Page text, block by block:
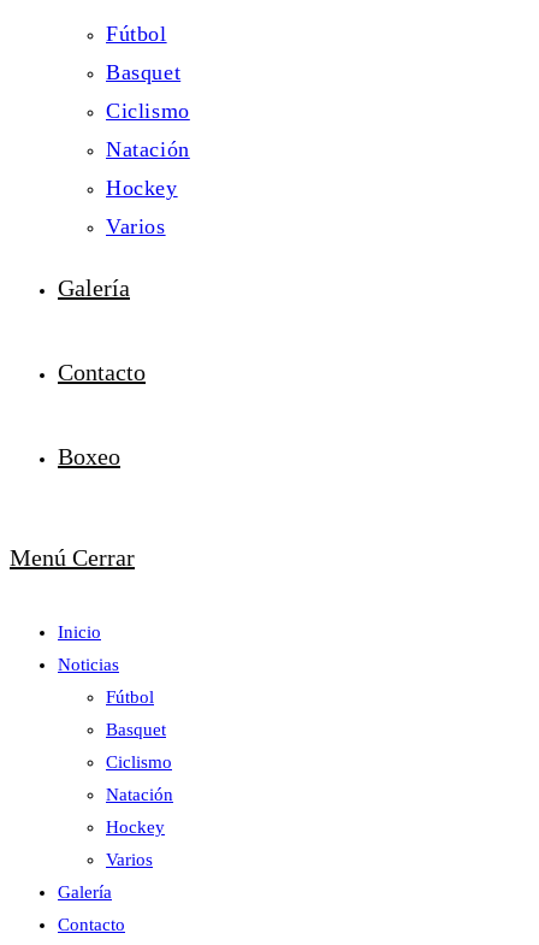
Fútbol
Basquet
Ciclismo
Natación
Hockey
Varios
Galería
Contacto
Boxeo
Menú Cerrar
Inicio
Noticias
Fútbol
Basquet
Ciclismo
Natación
Hockey
Varios
Galería
Contacto